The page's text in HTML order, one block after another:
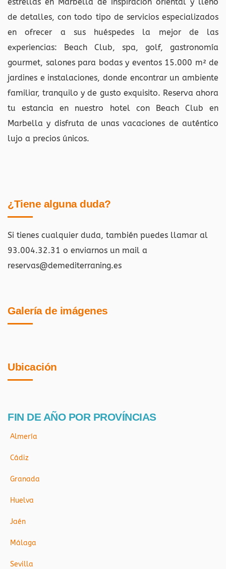
de detalles, con todo tipo de servicios especializados
en ofrecer a sus huéspedes la mejor de las
experiencias: Beach Club, spa, golf, gastronomía
gourmet, salones para bodas y eventos 15.000 m² de
jardines e instalaciones, donde encontrar un ambiente
familiar, tranquilo y de gusto exquisito. Reserva ahora
tu estancia en nuestro hotel con Beach Club en
Marbella y disfruta de unas vacaciones de auténtico
lujo a precios únicos.
¿Tiene alguna duda?
Si tienes cualquier duda, también puedes llamar al
93.004.32.31 o enviarnos un mail a
reservas@demediterraning.es
Galería de imágenes
Ubicación
FIN DE AÑO POR PROVÍNCIAS
Almería
Cádiz
Granada
Huelva
Jaén
Málaga
Sevilla